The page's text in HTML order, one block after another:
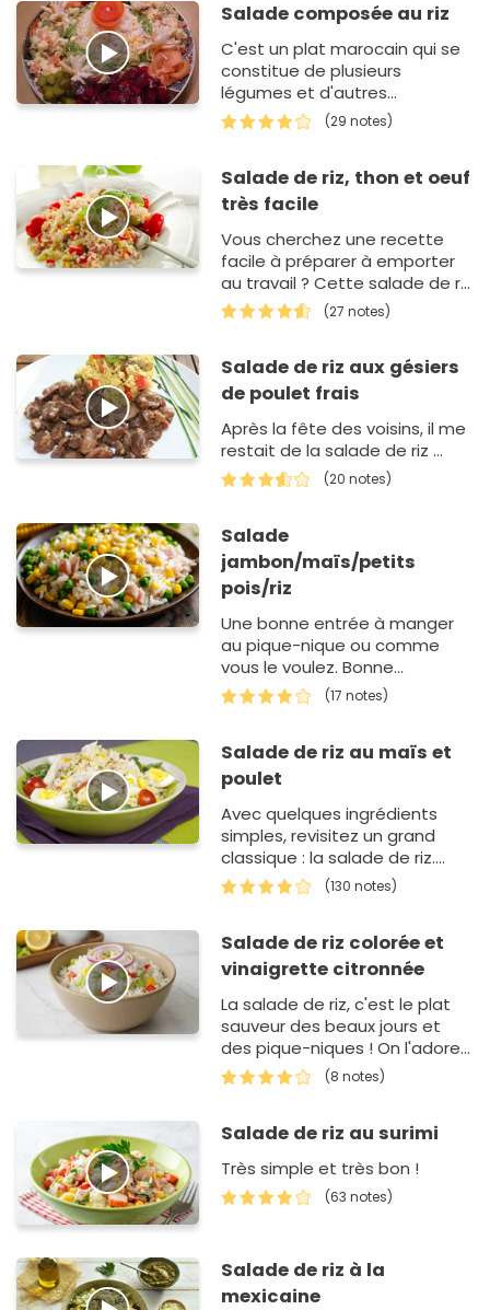
Salade composée au riz
C'est un plat marocain qui se
constitue de plusieurs
légumes et d'autres
ingrédients.
(29 notes)
Salade de riz, thon et oeuf
très facile
Vous cherchez une recette
facile à préparer à emporter
au travail ? Cette salade de riz
est parfaite pour un déjeuner
sur le pouce puisq…
(27 notes)
Salade de riz aux gésiers
de poulet frais
Après la fête des voisins, il me
restait de la salade de riz ...
(20 notes)
Salade
jambon/maïs/petits
pois/riz
Une bonne entrée à manger
au pique-nique ou comme
vous le voulez. Bonne
dégustation !(17 notes)
Salade de riz au maïs et
poulet
Avec quelques ingrédients
simples, revisitez un grand
classique : la salade de riz.
Facile et rapide à faire, cette
recette simplissime se cuisine
(130 notes)
Salade de riz colorée et
vinaigrette citronnée
La salade de riz, c'est le plat
sauveur des beaux jours et
des pique-niques ! On l'adore
parce qu'elle est super
fraîche, pleine de couleurs et
(8 notes)
Salade de riz au surimi
Très simple et très bon !
(63 notes)
Salade de riz à la
mexicaine